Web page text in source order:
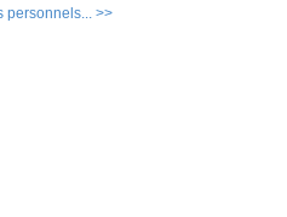
personnels... >>